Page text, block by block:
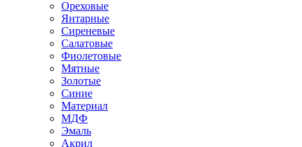
Ореховые
Янтарные
Сиреневые
Салатовые
Фиолетовые
Мятные
Золотые
Синие
Материал
МДФ
Эмаль
Акрил